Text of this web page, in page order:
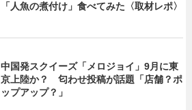
「人魚の煮付け」食べてみた〈取材レポ〉
中国発スクイーズ「メロジョイ」9月に東
京上陸か？ 匂わせ投稿が話題「店舗？ポ
ップアップ？」